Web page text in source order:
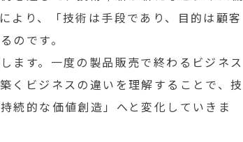
より、「技術は手段であり、目的は顧客
のです。
ます。一度の製品販売で終わるビジネス
くビジネスの違いを理解することで、技
続的な価値創造」へと変化していきま